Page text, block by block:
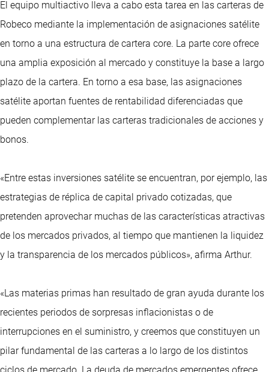
El equipo multiactivo lleva a cabo esta tarea en las carteras de
Robeco mediante la implementación de asignaciones satélite
en torno a una estructura de cartera core. La parte core ofrece
una amplia exposición al mercado y constituye la base a largo
plazo de la cartera. En torno a esa base, las asignaciones
satélite aportan fuentes de rentabilidad diferenciadas que
pueden complementar las carteras tradicionales de acciones y
bonos.
«Entre estas inversiones satélite se encuentran, por ejemplo, las
estrategias de réplica de capital privado cotizadas, que
pretenden aprovechar muchas de las características atractivas
de los mercados privados, al tiempo que mantienen la liquidez
y la transparencia de los mercados públicos», afirma Arthur.
«Las materias primas han resultado de gran ayuda durante los
recientes periodos de sorpresas inflacionistas o de
interrupciones en el suministro, y creemos que constituyen un
pilar fundamental de las carteras a lo largo de los distintos